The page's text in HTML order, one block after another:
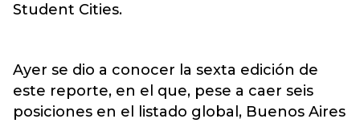
Student Cities.
Ayer se dio a conocer la sexta edición de
este reporte, en el que, pese a caer seis
posiciones en el listado global, Buenos Aires